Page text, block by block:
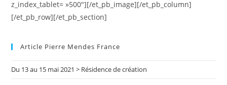
z_index_tablet= »500″][/et_pb_image][/et_pb_column]
[/et_pb_row][/et_pb_section]
Article Pierre Mendes France
Du 13 au 15 mai 2021 > Résidence de création